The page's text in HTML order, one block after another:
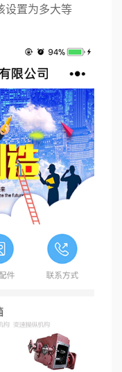
设置为多大等